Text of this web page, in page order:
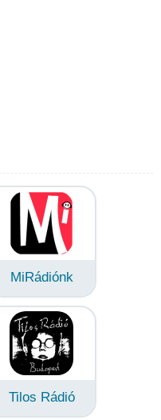
MiRádiónk
Tilos Rádió